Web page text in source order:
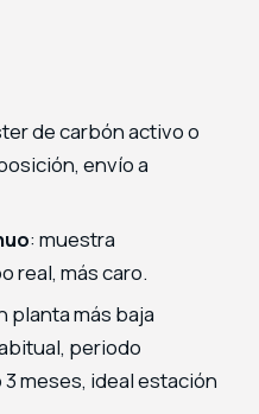
de carbón activo o
envío a
: muestra
real, más caro.
planta más baja
periodo
meses, ideal estación